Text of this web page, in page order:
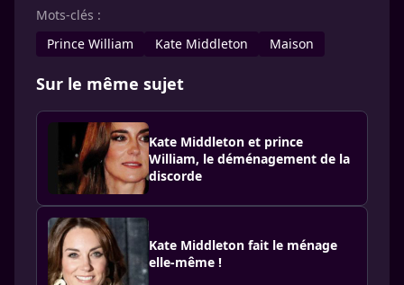
Mots-clés :
Prince William
Kate Middleton Maison
Sur le même sujet
Kate Middleton et prince
William, le déménagement de la
discorde
Kate Middleton fait le ménage
elle-même !